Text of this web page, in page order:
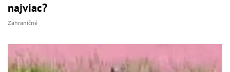
najviac?
Zahraničné